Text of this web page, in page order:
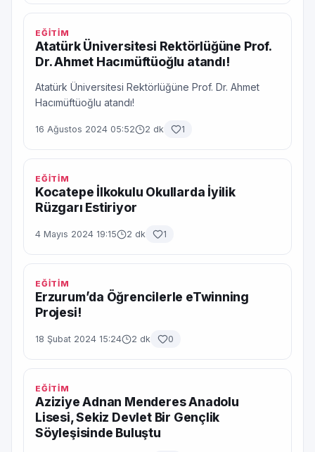
EĞİTİM
Atatürk Üniversitesi Rektörlüğüne Prof.
Dr. Ahmet Hacımüftüoğlu atandı!
Atatürk Üniversitesi Rektörlüğüne Prof. Dr. Ahmet
Hacımüftüoğlu atandı!
16 Ağustos 2024 05:52 2 dk 1
EĞİTİM
Kocatepe İlkokulu Okullarda İyilik
Rüzgarı Estiriyor
4 Mayıs 2024 19:15 2 dk 1
EĞİTİM
Erzurum’da Öğrencilerle eTwinning
Projesi!
18 Şubat 2024 15:24 2 dk 0
EĞİTİM
Aziziye Adnan Menderes Anadolu
Lisesi, Sekiz Devlet Bir Gençlik
Söyleşisinde Buluştu